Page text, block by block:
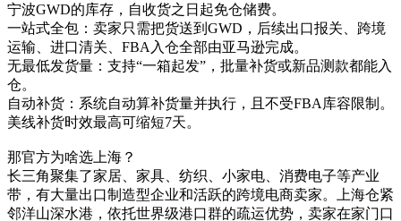
宁波GWD的库存，自收货之日起免仓储费。
一站式全包：卖家只需把货送到GWD，后续出口报关、跨境
运输、进口清关、FBA入仓全部由亚马逊完成。
无最低发货量：支持“一箱起发”，批量补货或新品测款都能入
仓。
自动补货：系统自动算补货量并执行，且不受FBA库容限制。
美线补货时效最高可缩短7天。
那官方为啥选上海？
长三角聚集了家居、家具、纺织、小家电、消费电子等产业
带，有大量出口制造型企业和活跃的跨境电商卖家。上海仓紧
邻洋山深水港，依托世界级港口群的疏运优势，卖家在家门口